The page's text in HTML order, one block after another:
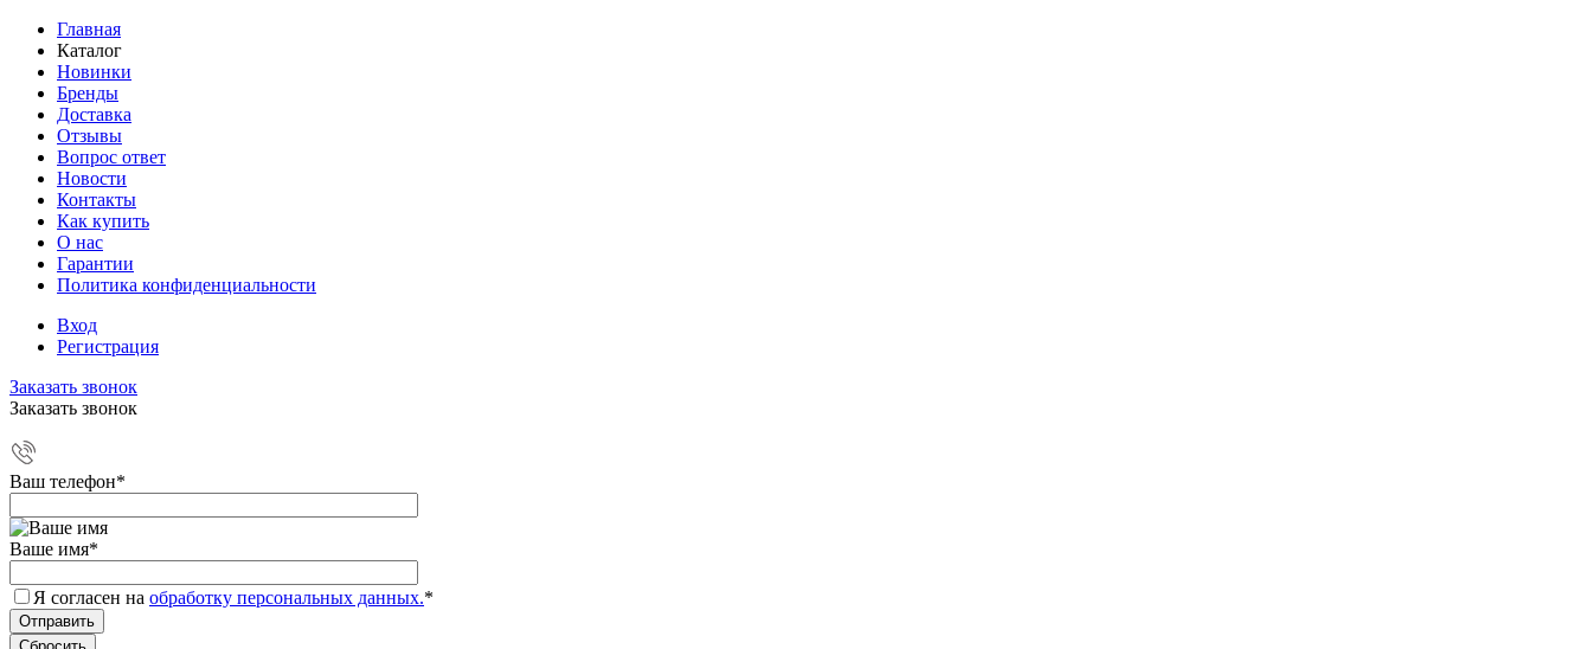
Главная
Каталог
Новинки
Бренды
Доставка
Отзывы
Вопрос ответ
Новости
Контакты
Как купить
О нас
Гарантии
Политика конфиденциальности
Вход
Регистрация
Заказать звонок
Заказать звонок
Ваш телефон*
Ваше имя*
Я согласен на обработку персональных данных.*